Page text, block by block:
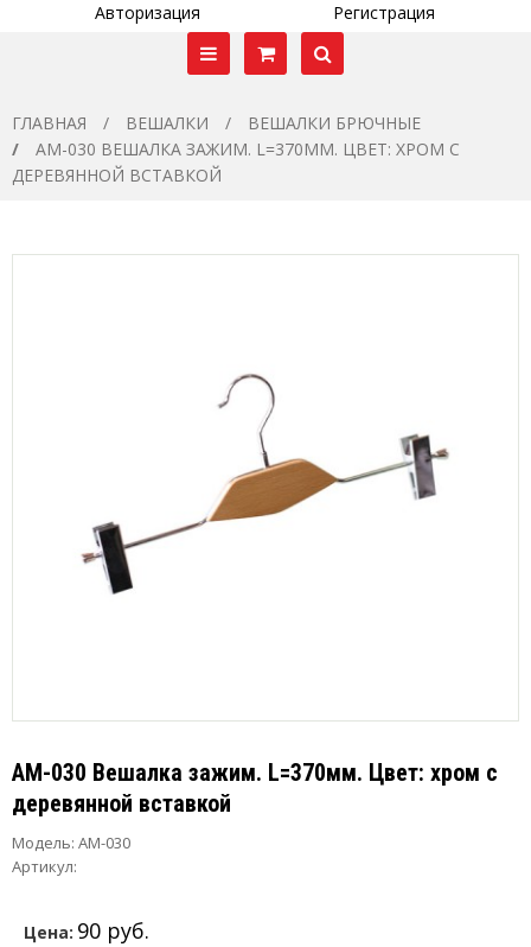
Авторизация Регистрация
ГЛАВНАЯ ВЕШАЛКИ
ВЕШАЛКИ БРЮЧНЫЕ
AM-030 ВЕШАЛКА ЗАЖИМ. L=370ММ. ЦВЕТ: ХРОМ С
ДЕРЕВЯННОЙ ВСТАВКОЙ
AM-030 Вешалка зажим. L=370мм. Цвет: хром с
деревянной вставкой
Модель: AM-030
Артикул:
Цена: 90 руб.